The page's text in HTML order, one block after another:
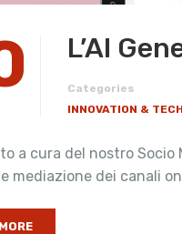
L’AI
Categories
INNOVATION &
a cura del nostro
mediazione dei canali